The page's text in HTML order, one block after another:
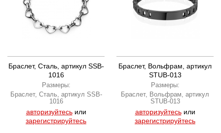
Браслет, Сталь, артикул SSB-
1016
Размеры:
Браслет, Сталь, артикул SSB-
1016
авторизуйтесьили
зарегистрируйтесь
Браслет, Вольфрам, артикул
STUB-013
Размеры:
Браслет, Вольфрам, артикул
STUB-013
авторизуйтесьили
зарегистрируйтесь